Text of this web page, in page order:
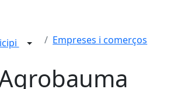
Empreses i comerços